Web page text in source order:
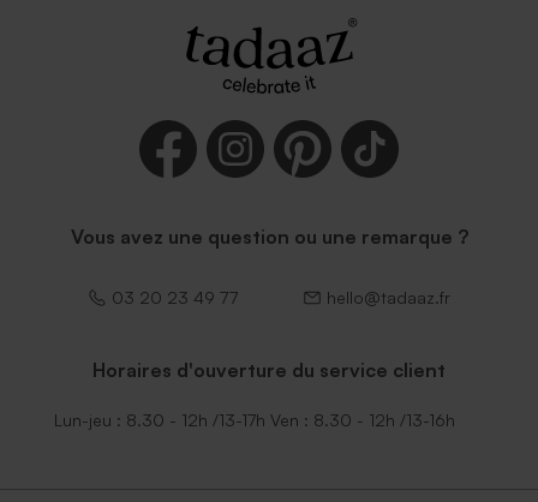
Vous avez une question ou une remarque ?
03 20 23 49 77 hello@tadaaz.fr
Horaires d'ouverture du service client
Lun-jeu : 8.30 - 12h /13-17h Ven : 8.30 - 12h /13-16h